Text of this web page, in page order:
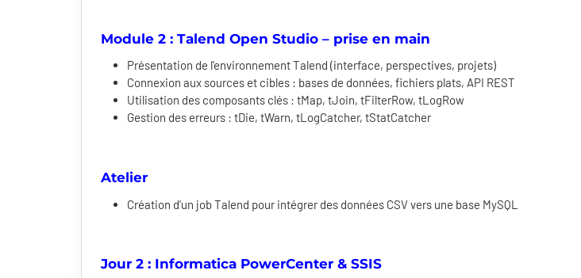
Module 2 : Talend Open Studio – prise en main
Présentation de l'environnement Talend (interface, perspectives, projets)
Connexion aux sources et cibles : bases de données, fichiers plats, API REST
Utilisation des composants clés : tMap, tJoin, tFilterRow, tLogRow
Gestion des erreurs : tDie, tWarn, tLogCatcher, tStatCatcher
Atelier
Création d'un job Talend pour intégrer des données CSV vers une base MySQL
Jour 2 : Informatica PowerCenter & SSIS